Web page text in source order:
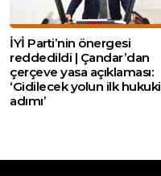
İYİ Parti’nin önergesi
reddedildi | Çandar’dan
çerçeve yasa açıklaması:
‘Gidilecek yolun ilk hukuki
adımı’